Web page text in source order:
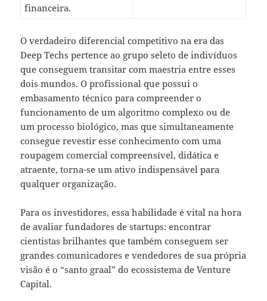
financeira.
O verdadeiro diferencial competitivo na era das
Deep Techs pertence ao grupo seleto de indivíduos
que conseguem transitar com maestria entre esses
dois mundos. O profissional que possui o
embasamento técnico para compreender o
funcionamento de um algoritmo complexo ou de
um processo biológico, mas que simultaneamente
consegue revestir esse conhecimento com uma
roupagem comercial compreensível, didática e
atraente, torna-se um ativo indispensável para
qualquer organização.
Para os investidores, essa habilidade é vital na hora
de avaliar fundadores de startups: encontrar
cientistas brilhantes que também conseguem ser
grandes comunicadores e vendedores de sua própria
visão é o “santo graal” do ecossistema de Venture
Capital.